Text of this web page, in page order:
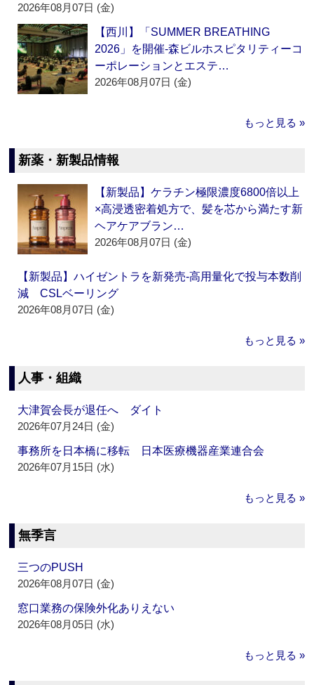
2026年08月07日 (金)
【西川】「SUMMER BREATHING
2026」を開催‐森ビルホスピタリティーコ
ーポレーションとエステ…
2026年08月07日 (金)
もっと見る »
新薬・新製品情報
【新製品】ケラチン極限濃度6800倍以上
×高浸透密着処方で、髪を芯から満たす新
ヘアケアブラン…
2026年08月07日 (金)
【新製品】ハイゼントラを新発売‐高用量化で投与本数削
減 CSLベーリング
2026年08月07日 (金)
もっと見る »
人事・組織
大津賀会長が退任へ ダイト
2026年07月24日 (金)
事務所を日本橋に移転 日本医療機器産業連合会
2026年07月15日 (水)
もっと見る »
無季言
三つのPUSH
2026年08月07日 (金)
窓口業務の保険外化ありえない
2026年08月05日 (水)
もっと見る »